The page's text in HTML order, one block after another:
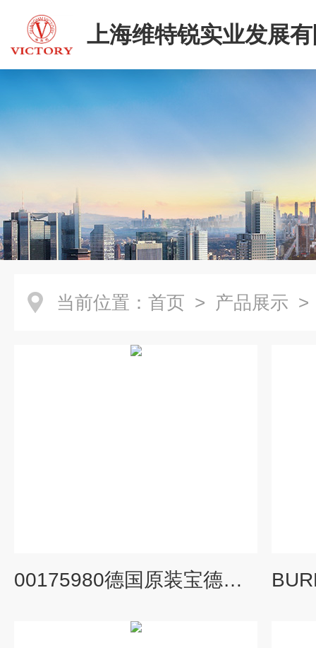
上海维特锐实业发展
二部
当前位置： 首页 > 产品展示
00175980德国原装宝德电磁阀